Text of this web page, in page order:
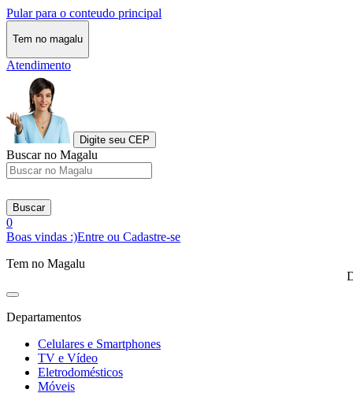
Pular para o conteudo principal
Tem no magalu
Atendimento
Digite seu CEP
Buscar no Magalu
Buscar
0
Boas vindas :)Entre ou Cadastre-se
Tem no Magalu
Departamentos
Celulares e Smartphones
TV e Vídeo
Eletrodomésticos
Móveis